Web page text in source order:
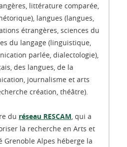
littérature comparée,
langues (langues,
étrangères, sciences du
du langage (linguistique,
parlée, dialectologie),
des langues, de la
journalisme et arts
création, théâtre).
du réseau RESCAM , qui a
la recherche en Arts et
Grenoble Alpes héberge la